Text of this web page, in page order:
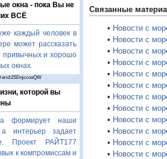
окна - пока Вы не
ВСЁ
каждый человек в
может рассказать
привычных и хорошо
окнах.
которой вы
формирует наши
а интерьер задает
Проект РАЙТ177
к компромиссам и
Связанные
• Новости с
• Новости с
• Новости с
• Новости с
• Новости с
• Новости с
• Новости с
• Новости с
• Новости с
• Новости с
• Новости с
• Новости с